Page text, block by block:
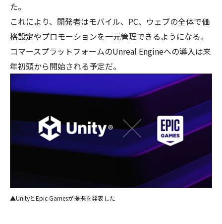
た。
これにより、開発者はモバイル、PC、ウェブの全体で価
格設定やプロモーションを一元管理できるようになる。
コマースプラットフォームのUnreal Engineへの導入は来
年初頭から開始される予定だ。
▲UnityとEpic Gamesが提携を発表した